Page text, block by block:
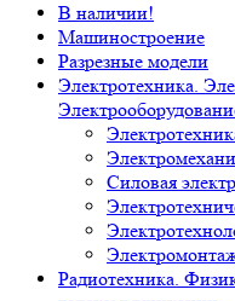
В наличии!
Машиностроение
Разрезные модели
Электротехника.
Силовая
Радиотехника.